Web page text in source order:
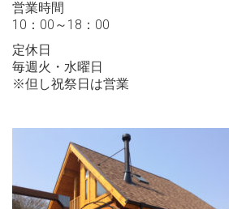
営業時間
10：00～18：00
定休日
毎週火・水曜日
※但し祝祭日は営業